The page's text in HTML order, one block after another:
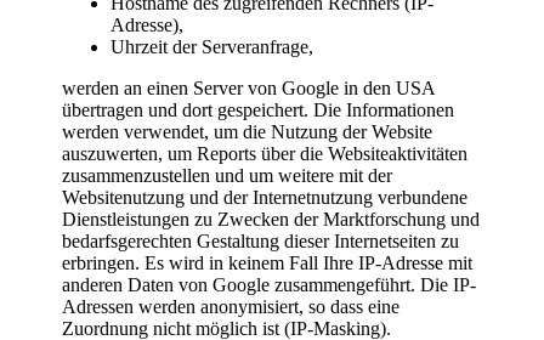
Adresse),
Uhrzeit der Serveranfrage,
werden an einen Server von Google in den USA
übertragen und dort gespeichert. Die Informationen
werden verwendet, um die Nutzung der Website
auszuwerten, um Reports über die Websiteaktivitäten
zusammenzustellen und um weitere mit der
Websitenutzung und der Internetnutzung verbundene
Dienstleistungen zu Zwecken der Marktforschung und
bedarfsgerechten Gestaltung dieser Internetseiten zu
erbringen. Es wird in keinem Fall Ihre IP-Adresse mit
anderen Daten von Google zusammengeführt. Die IP-
Adressen werden anonymisiert, so dass eine
Zuordnung nicht möglich ist (IP-Masking).